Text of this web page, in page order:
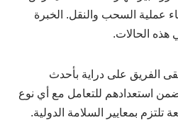
عملية السحب والنقل. الخبرة
هذه الحالات.
الفريق على دراية بأحدث
استعدادهم للتعامل مع أي نوع
تلتزم بمعايير السلامة الدولية.